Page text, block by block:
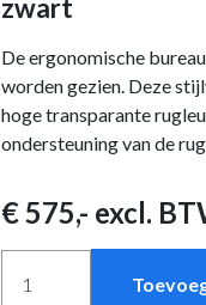
zwart
De ergonomische
worden gezien. Deze
hoge transparante
ondersteuning van de
€575,- excl.